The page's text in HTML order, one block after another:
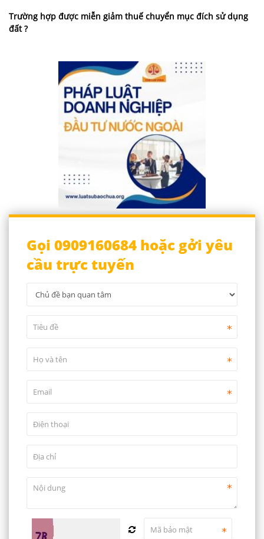
Trường hợp được miễn giảm thuế chuyển mục đích sử dụng
đất ?
Gọi 0909160684 hoặc gởi yêu
cầu trực tuyến